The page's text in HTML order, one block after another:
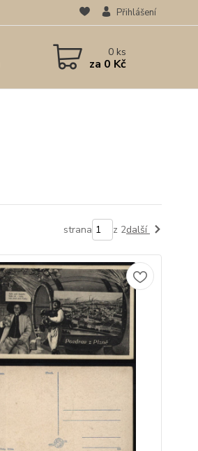
Přihlášení
0ks
za 0 Kč
strana z 2další